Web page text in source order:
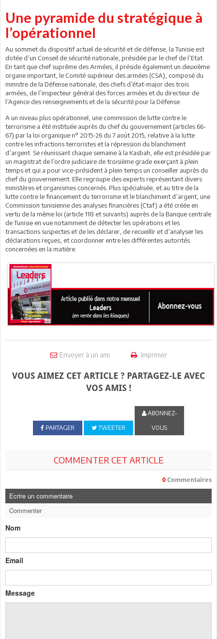
Une pyramide du stratégique à
l’opérationnel
Au sommet du dispositif actuel de sécurité et de défense, la Tunisie est
dotée d’un Conseil de sécurité nationale, présidée par le chef de l’Etat.
En tant que chef suprême des Armées, il préside également un deuxième
organe important, le Comité supérieur des armées (CSA), composé du
ministre de la Défense nationale, des chefs d’état-major des trois
armées, de l’inspecteur général des forces armées et du directeur de
l’Agence des renseignements et de la sécurité pour la Défense.
A un niveau plus opérationnel, une commission de lutte contre le
terrorisme a été instituée auprès du chef du gouvernement (articles 66-
67) par la loi organique n° 2015-26 du 7 août 2015, relative à la lutte
contre les infractions terroristes et la répression du blanchiment
d’argent. Se réunissant chaque semaine à la Kasbah, elle est présidée par
un magistrat de l’ordre judiciaire de troisième grade exerçant à plein
temps et qui a pour vice-président à plein temps un conseiller auprès du
chef du gouvernement. Elle regroupe des experts représentant divers
ministères et organismes concernés. Plus spécialisée, et au titre de la
lutte contre le financement du terrorisme et le blanchiment d’argent, une
Commission tunisienne des analyses financières (Ctaf) a été créée en
vertu de la même loi (article 118 et suivants) auprès de la Banque centrale
de Tunisie en vue notamment de détecter les opérations et les
transactions suspectes et de les déclarer, de recueillir et d’analyser les
déclarations reçues, et coordonner entre les différentes autorités
concernées en la matière.
Envoyer à un ami Imprimer
VOUS AIMEZ CET ARTICLE ? PARTAGEZ-LE AVEC
VOS AMIS !
PARTAGER TWEETER
ABONNEZ-
VOUS
COMMENTER CET ARTICLE
0 Commentaires
Ecrire un commentaire
Commenter
Nom
Email
Message